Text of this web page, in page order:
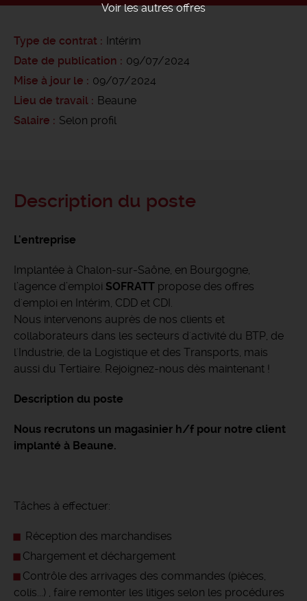
Voir les autres offres
Type de contrat
Intérim
Date de publication
09/07/2024
Mise à jour le
09/07/2024
Lieu de travail
Beaune
Salaire
Selon profil
Description du poste
L'entreprise
Implantée à Chalon-sur-Saône, en Bourgogne,
l’agence d’emploi SOFRATT propose des offres
d'emploi en Intérim, CDD et CDI.
Nous intervenons auprès de nos clients et
collaborateurs dans les secteurs d'activité du BTP, de
l'Industrie, de la Logistique et des Transports, mais
aussi du Tertiaire. Rejoignez-nous dès maintenant !
Description du poste
Nous recrutons un magasinier h/f pour notre client
implanté à Beaune.
Tâches à effectuer:
Réception des marchandises
Chargement et déchargement
Contrôle des arrivages des commandes (pièces,
colis...) , faire remonter les litiges selon les procédures